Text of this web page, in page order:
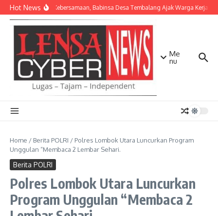
Lewati ke konten
Hot NewsPererat Kebersamaan, Babinsa Desa Tembalang Ajak Warga Kerja
Me
nu
Home / Berita POLRI / Polres Lombok Utara Luncurkan Program
Unggulan “Membaca 2 Lembar Sehari.
Berita POLRI
Polres Lombok Utara Luncurkan
Program Unggulan “Membaca 2